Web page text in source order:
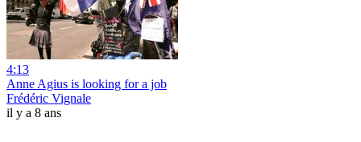
4:13
Anne Agius is looking for a job
Frédéric Vignale
il y a 8 ans